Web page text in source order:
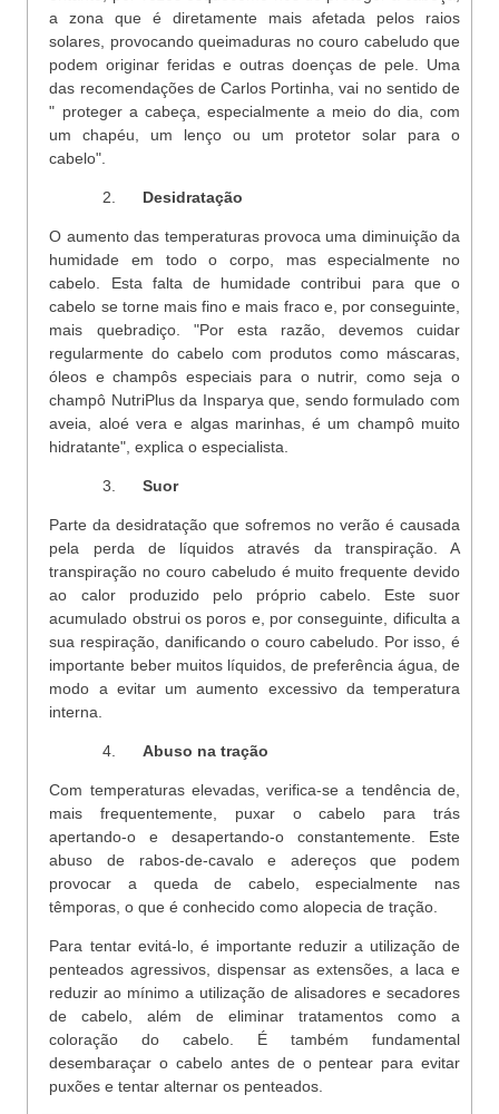
a zona que é diretamente mais afetada pelos raios
solares, provocando queimaduras no couro cabeludo que
podem originar feridas e outras doenças de pele. Uma
das recomendações de Carlos Portinha, vai no sentido de
" proteger a cabeça, especialmente a meio do dia, com
um chapéu, um lenço ou um protetor solar para o
cabelo".
2. Desidratação
O aumento das temperaturas provoca uma diminuição da
humidade em todo o corpo, mas especialmente no
cabelo. Esta falta de humidade contribui para que o
cabelo se torne mais fino e mais fraco e, por conseguinte,
mais quebradiço. "Por esta razão, devemos cuidar
regularmente do cabelo com produtos como máscaras,
óleos e champôs especiais para o nutrir, como seja o
champô NutriPlus da Insparya que, sendo formulado com
aveia, aloé vera e algas marinhas, é um champô muito
hidratante", explica o especialista.
3.Suor
Parte da desidratação que sofremos no verão é causada
pela perda de líquidos através da transpiração. A
transpiração no couro cabeludo é muito frequente devido
ao calor produzido pelo próprio cabelo. Este suor
acumulado obstrui os poros e, por conseguinte, dificulta a
sua respiração, danificando o couro cabeludo. Por isso, é
importante beber muitos líquidos, de preferência água, de
modo a evitar um aumento excessivo da temperatura
interna.
4.Abuso na tração
Com temperaturas elevadas, verifica-se a tendência de,
mais frequentemente, puxar o cabelo para trás
apertando-o e desapertando-o constantemente. Este
abuso de rabos-de-cavalo e adereços que podem
provocar a queda de cabelo, especialmente nas
têmporas, o que é conhecido como alopecia de tração.
Para tentar evitá-lo, é importante reduzir a utilização de
penteados agressivos, dispensar as extensões, a laca e
reduzir ao mínimo a utilização de alisadores e secadores
de cabelo, além de eliminar tratamentos como a
coloração do cabelo. É também fundamental
desembaraçar o cabelo antes de o pentear para evitar
puxões e tentar alternar os penteados.